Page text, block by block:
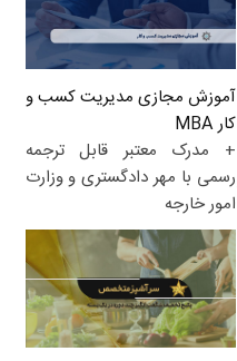
آموزش مجازی مدیریت کسب و
کار MBA
+ مدرک معتبر قابل ترجمه
رسمی با مهر دادگستری و وزارت
امور خارجه